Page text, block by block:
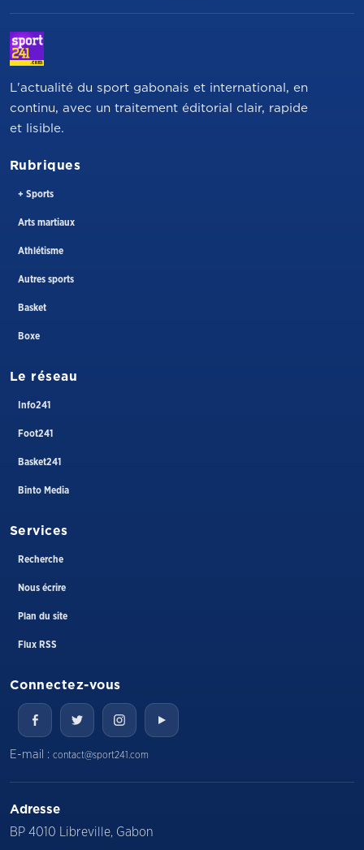
L'actualité du sport gabonais et international, en
continu, avec un traitement éditorial clair, rapide
et lisible.
Rubriques
+ Sports
Arts martiaux
Athlétisme
Autres sports
Basket
Boxe
Le réseau
Info241
Foot241
Basket241
Binto Media
Services
Recherche
Nous écrire
Plan du site
Flux RSS
Connectez-vous
E-mail : contact@sport241.com
Adresse
BP 4010 Libreville, Gabon